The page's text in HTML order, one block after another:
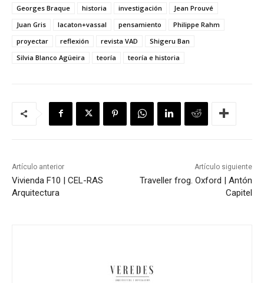
Georges Braque historia investigación
Jean Prouvé
Juan Gris
lacaton+vassal pensamiento
Philippe Rahm
proyectar
reflexión revista VAD
Shigeru Ban
Silvia Blanco Agüeira
teoría teoría e historia
Artículo anterior
Vivienda F10 | CEL-RAS
Arquitectura
Artículo siguiente
Traveller frog. Oxford | Antón
Capitel